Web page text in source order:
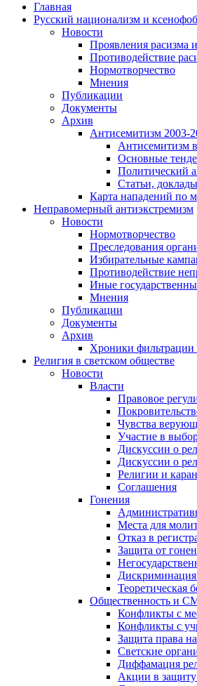
Главная
Русский национализм и
Новости
Проявления расизма
Противодействие
Нормотворчество
Мнения
Публикации
Документы
Архив
Антисемитизм 2003-
Антисемитизм
Основные
Политический
Статьи,
Карта нападений по
Неправомерный антиэкстремизм
Новости
Нормотворчество
Преследования
Избирательные
Противодействие
Иные
Мнения
Публикации
Документы
Архив
Хроники фильтрации
Религия в светском обществе
Новости
Власти
Правовое
Чувства
Участие в
Дискуссии о
Дискуссии о
Религии и
Соглашения
Гонения
Места для
Отказ в
Защита от
Дискриминация
Теоретическая
Общественность и
Конфликты с
Конфликты с
Защита права
Светские
Диффамация
Акции в защиту